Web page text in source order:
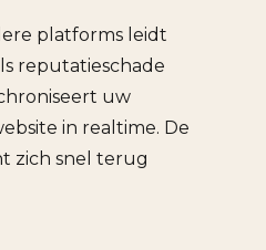
platforms leidt
reputatieschade
uw
in realtime. De
zich snel terug